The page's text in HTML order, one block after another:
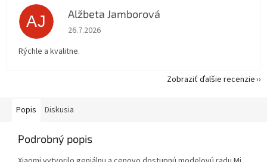
Popis Diskusia
Podrobný popis
AJ Alžbeta Jamborová
Hodnotenie obchodu je 5 z 5 hviezdičiek.
26.7.2026
Rýchle a kvalitne.
Zobraziť ďalšie recenzie